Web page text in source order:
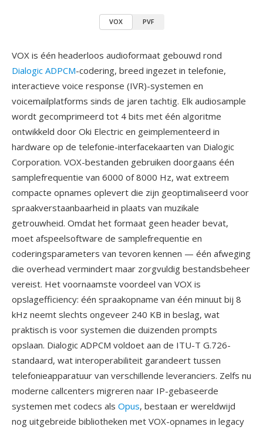
VOX PVF
VOX is één headerloos audioformaat gebouwd rond
Dialogic ADPCM-codering, breed ingezet in telefonie,
interactieve voice response (IVR)-systemen en
voicemailplatforms sinds de jaren tachtig. Elk audiosample
wordt gecomprimeerd tot 4 bits met één algoritme
ontwikkeld door Oki Electric en geimplementeerd in
hardware op de telefonie-interfacekaarten van Dialogic
Corporation. VOX-bestanden gebruiken doorgaans één
samplefrequentie van 6000 of 8000 Hz, wat extreem
compacte opnames oplevert die zijn geoptimaliseerd voor
spraakverstaanbaarheid in plaats van muzikale
getrouwheid. Omdat het formaat geen header bevat,
moet afspeelsoftware de samplefrequentie en
coderingsparameters van tevoren kennen — één afweging
die overhead vermindert maar zorgvuldig bestandsbeheer
vereist. Het voornaamste voordeel van VOX is
opslagefficiency: één spraakopname van één minuut bij 8
kHz neemt slechts ongeveer 240 KB in beslag, wat
praktisch is voor systemen die duizenden prompts
opslaan. Dialogic ADPCM voldoet aan de ITU-T G.726-
standaard, wat interoperabiliteit garandeert tussen
telefonieapparatuur van verschillende leveranciers. Zelfs nu
moderne callcenters migreren naar IP-gebaseerde
systemen met codecs als Opus, bestaan er wereldwijd
nog uitgebreide bibliotheken met VOX-opnames in legacy